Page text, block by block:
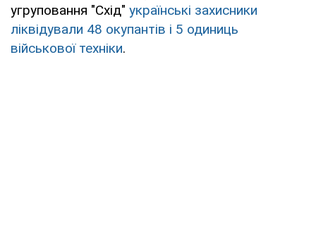
угруповання "Схід" українські захисники
ліквідували 48 окупантів і 5 одиниць
військової техніки.